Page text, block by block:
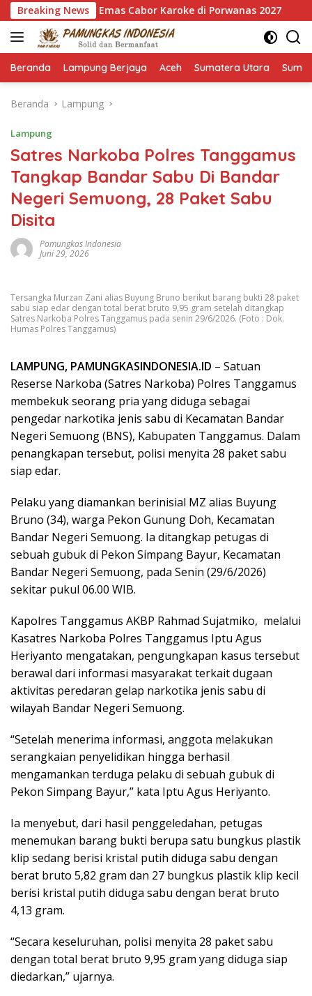
Langsung
ke
konten
Breaking News
7 Emas Cabor Karoke di Porwanas 2027 Pimpin
Beranda Lampung Berjaya Aceh Sumatera Utara
Beranda Lampung
Lampung
Satres Narkoba Polres Tanggamus
Tangkap Bandar Sabu Di Bandar
Negeri Semuong, 28 Paket Sabu
Disita
Pamungkas Indonesia
Juni 29, 2026
Tersangka Murzan Zani alias Buyung Bruno berikut barang bukti 28 paket
sabu siap edar dengan total berat bruto 9,95 gram setelah ditangkap
Satres Narkoba Polres Tanggamus pada senin 29/6/2026. (Foto : Dok.
Humas Polres Tanggamus)
LAMPUNG, PAMUNGKASINDONESIA.ID – Satuan
Reserse Narkoba (Satres Narkoba) Polres Tanggamus
membekuk seorang pria yang diduga sebagai
pengedar narkotika jenis sabu di Kecamatan Bandar
Negeri Semuong (BNS), Kabupaten Tanggamus. Dalam
penangkapan tersebut, polisi menyita 28 paket sabu
siap edar.
Pelaku yang diamankan berinisial MZ alias Buyung
Bruno (34), warga Pekon Gunung Doh, Kecamatan
Bandar Negeri Semuong. Ia ditangkap petugas di
sebuah gubuk di Pekon Simpang Bayur, Kecamatan
Bandar Negeri Semuong, pada Senin (29/6/2026)
sekitar pukul 06.00 WIB.
Kapolres Tanggamus AKBP Rahmad Sujatmiko, melalui
Kasatres Narkoba Polres Tanggamus Iptu Agus
Heriyanto mengatakan, pengungkapan kasus tersebut
berawal dari informasi masyarakat terkait dugaan
aktivitas peredaran gelap narkotika jenis sabu di
wilayah Bandar Negeri Semuong.
“Setelah menerima informasi, anggota melakukan
serangkaian penyelidikan hingga berhasil
mengamankan terduga pelaku di sebuah gubuk di
Pekon Simpang Bayur,” kata Iptu Agus Heriyanto.
Ia menyebut, dari hasil penggeledahan, petugas
menemukan barang bukti berupa satu bungkus plastik
klip sedang berisi kristal putih diduga sabu dengan
berat bruto 5,82 gram dan 27 bungkus plastik klip kecil
berisi kristal putih diduga sabu dengan berat bruto
4,13 gram.
“Secara keseluruhan, polisi menyita 28 paket sabu
dengan total berat bruto 9,95 gram yang diduga siap
diedarkan,” ujarnya.